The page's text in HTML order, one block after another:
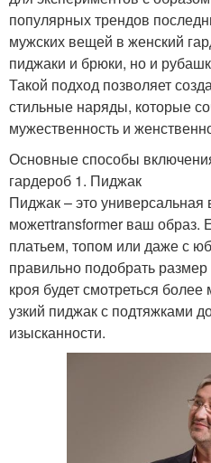
популярных трендов
мужских вещей в женский
пиджаки и брюки, но и
Такой подход позволяет
стильные наряды, которые
мужественность и
Основные способы
гардероб 1. Пиджак
Пиджак – это универсальная
можетtransformer ваш образ.
платьем, топом или даже с
правильно подобрать
кроя будет смотреться более
узкий пиджак с подтяжками
изысканности.